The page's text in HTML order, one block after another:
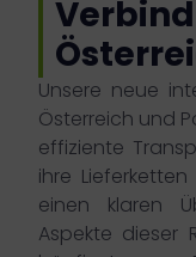
Unsere neue
Österreich und
effiziente
ihre
einen klaren
Aspekte dieser